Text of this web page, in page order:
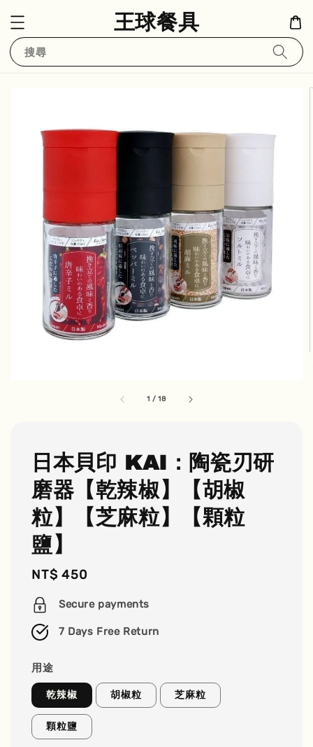
王球餐具
搜尋
1 /18
日本貝印 KAI：陶瓷刃研
磨器【乾辣椒】【胡椒
粒】【芝麻粒】【顆粒
鹽】
Regular
price
NT$ 450
Secure payments
7 Days Free Return
用途
乾辣椒 胡椒粒 芝麻粒
顆粒鹽